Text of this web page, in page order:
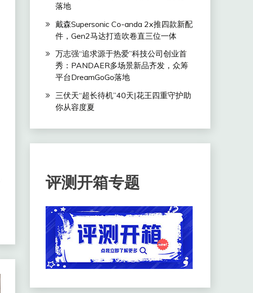
落地
戴森Supersonic Co-anda 2x推四款新配
件，Gen2马达打造吹卷直三位一体
万志强“追求源于热爱”科技公司创业首
秀：PANDAER多场景新品齐发，众筹
平台DreamGoGo落地
三伏天“超长待机”40天|花王四重守护助
你从容度夏
评测开箱专题